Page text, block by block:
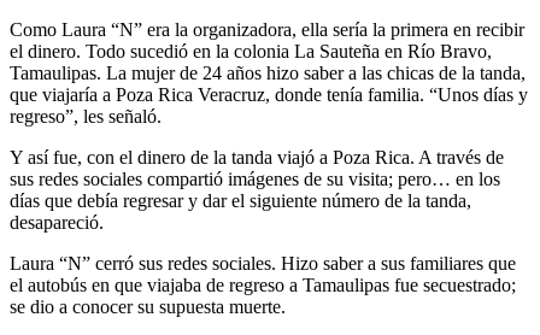
Como Laura “N” era la organizadora, ella sería la primera en recibir
el dinero. Todo sucedió en la colonia La Sauteña en Río Bravo,
Tamaulipas. La mujer de 24 años hizo saber a las chicas de la tanda,
que viajaría a Poza Rica Veracruz, donde tenía familia. “Unos días y
regreso”, les señaló.
Y así fue, con el dinero de la tanda viajó a Poza Rica. A través de
sus redes sociales compartió imágenes de su visita; pero… en los
días que debía regresar y dar el siguiente número de la tanda,
desapareció.
Laura “N” cerró sus redes sociales. Hizo saber a sus familiares que
el autobús en que viajaba de regreso a Tamaulipas fue secuestrado;
se dio a conocer su supuesta muerte.